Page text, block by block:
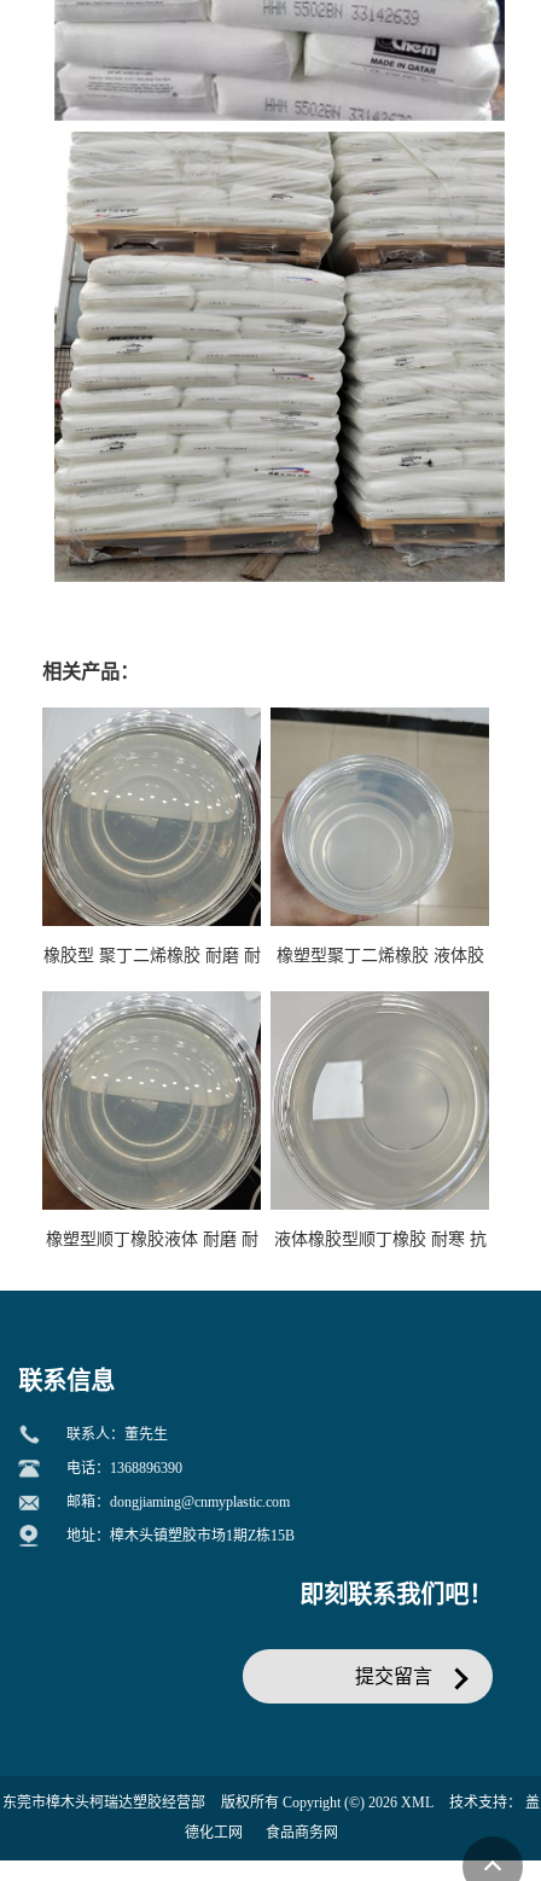
相关产品：
橡胶型 聚丁二烯橡胶 耐磨 耐
性
橡塑型聚丁二烯橡胶 液体胶
专用
橡塑型顺丁橡胶液体 耐磨 耐
液体橡胶型顺丁橡胶 耐寒 抗
联系信息
联系人：董先生
电话：1368896390
邮箱： dongjiaming@cnmyplastic.com
地址：樟木头镇塑胶市场1期Z栋15B
即刻联系我们吧！
提交留言
东莞市樟木头柯瑞达塑胶经营部 版权所有 Copyright (©) 2026 XML 技术支持： 盖
德化工网
食品商务网